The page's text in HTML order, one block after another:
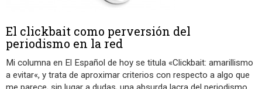
El clickbait como perversión del
periodismo en la red
Mi columna en El Español de hoy se titula «Clickbait: amarillismo
a evitar«, y trata de aproximar criterios con respecto a algo que